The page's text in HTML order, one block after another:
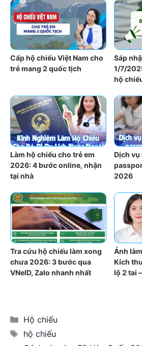
Cấp hộ chiếu Việt Nam cho
trẻ mang 2 quốc tịch
Sáp
1/7/
hộ
Làm hộ chiếu cho trẻ em
2026: 4 bước online, nhận
tại nhà
Dịch vụ
2026
Tra cứu hộ chiếu làm xong
chưa 2026: 3 bước qua
VNeID, Zalo nhanh nhất
Ảnh
Kích
lộ 2 tai
Categories
Hộ chiếu
Tags
hộ chiếu